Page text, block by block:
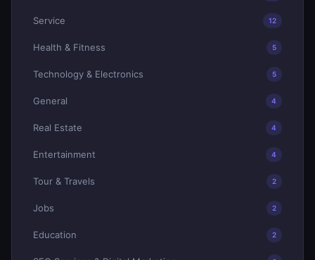
Service 12
Health & Fitness 5
Technology & Electronics 5
General 4
Real Estate 4
Entertainment 4
Tour & Travels 2
Jobs 2
Education 2